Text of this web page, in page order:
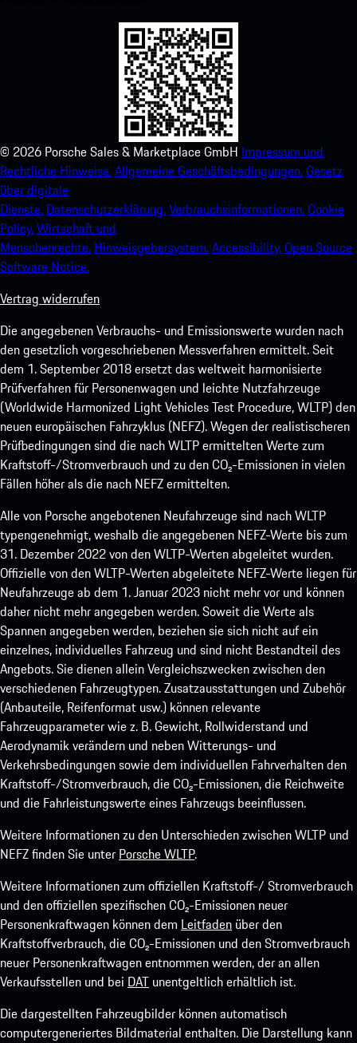
© 2026 Porsche Sales & Marketplace GmbH Impressum und
Rechtliche Hinweise.Allgemeine Geschäftsbedingungen.Gesetz
über digitale
Dienste. Datenschutzerklärung.Verbrauchsinformationen.Cookie
Policy.Wirtschaft und
Menschenrechte. Hinweisgebersystem.Accessibility.Open Source
Software Notice.
Vertrag widerrufen
Die angegebenen Verbrauchs- und Emissionswerte wurden nach
den gesetzlich vorgeschriebenen Messverfahren ermittelt. Seit
dem 1. September 2018 ersetzt das weltweit harmonisierte
Prüfverfahren für Personenwagen und leichte Nutzfahrzeuge
(Worldwide Harmonized Light Vehicles Test Procedure, WLTP) den
neuen europäischen Fahrzyklus (NEFZ). Wegen der realistischeren
Prüfbedingungen sind die nach WLTP ermittelten Werte zum
Kraftstoff-/Stromverbrauch und zu den CO₂-Emissionen in vielen
Fällen höher als die nach NEFZ ermittelten.
Alle von Porsche angebotenen Neufahrzeuge sind nach WLTP
typengenehmigt, weshalb die angegebenen NEFZ-Werte bis zum
31. Dezember 2022 von den WLTP-Werten abgeleitet wurden.
Offizielle von den WLTP-Werten abgeleitete NEFZ-Werte liegen für
Neufahrzeuge ab dem 1. Januar 2023 nicht mehr vor und können
daher nicht mehr angegeben werden. Soweit die Werte als
Spannen angegeben werden, beziehen sie sich nicht auf ein
einzelnes, individuelles Fahrzeug und sind nicht Bestandteil des
Angebots. Sie dienen allein Vergleichszwecken zwischen den
verschiedenen Fahrzeugtypen. Zusatzausstattungen und Zubehör
(Anbauteile, Reifenformat usw.) können relevante
Fahrzeugparameter wie z. B. Gewicht, Rollwiderstand und
Aerodynamik verändern und neben Witterungs- und
Verkehrsbedingungen sowie dem individuellen Fahrverhalten den
Kraftstoff-/Stromverbrauch, die CO₂-Emissionen, die Reichweite
und die Fahrleistungswerte eines Fahrzeugs beeinflussen.
Weitere Informationen zu den Unterschieden zwischen WLTP und
NEFZ finden Sie unter Porsche WLTP.
Weitere Informationen zum offiziellen Kraftstoff-/ Stromverbrauch
und den offiziellen spezifischen CO₂-Emissionen neuer
Personenkraftwagen können dem Leitfaden über den
Kraftstoffverbrauch, die CO₂-Emissionen und den Stromverbrauch
neuer Personenkraftwagen entnommen werden, der an allen
Verkaufsstellen und bei DAT unentgeltlich erhältlich ist.
Die dargestellten Fahrzeugbilder können automatisch
computergeneriertes Bildmaterial enthalten. Die Darstellung kann